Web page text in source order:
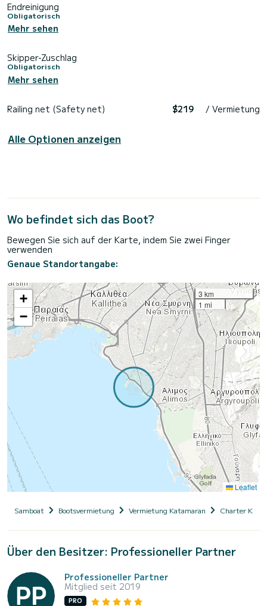
Endreinigung
Obligatorisch
Mehr sehen
Skipper-Zuschlag
Obligatorisch
Mehr sehen
Railing net (Safety net) $219 / Vermietung
Alle Optionen anzeigen
Wo befindet sich das Boot?
Bewegen Sie sich auf der Karte, indem Sie zwei Finger
verwenden
Genaue Standortangabe:
+
−
3 km
1 mi
Leaflet
Samboat Bootsvermietung Vermietung Katamaran Charter
Über den Besitzer: Professioneller Partner
Professioneller Partner
Mitglied seit 2019
PRO